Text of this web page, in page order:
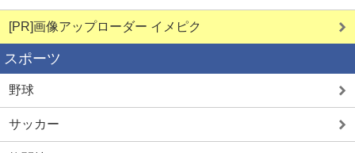
[PR]画像アップローダー イメピク
スポーツ
野球
サッカー